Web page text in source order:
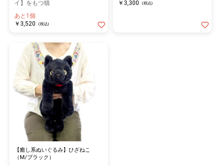
イ】をもつ猫
あと1個
￥3,520
(税込)
￥3,300
(税込)
【癒し系ぬいぐるみ】ひざねこ
（M/ブラック）